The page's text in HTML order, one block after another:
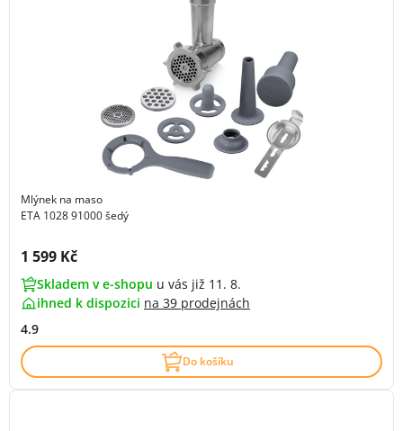
Mlýnek na maso
ETA 1028 91000 šedý
Cena s DPH:
1 599 Kč
Skladem v e-shopu u vás již 11. 8.
ihned k dispozici na 39 prodejnách
4.9
Do košíku